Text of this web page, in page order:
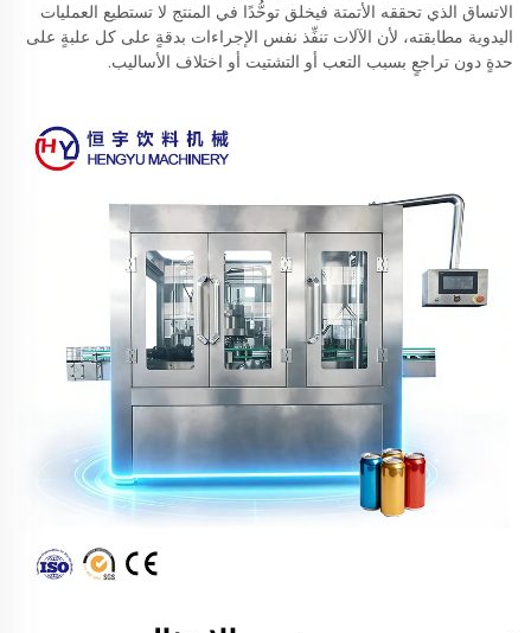
الاتساق الذي تحققه الأتمتة فيخلق توحُّدًا في المنتج لا تستطيع العمليات
اليدوية مطابقته، لأن الآلات تنفِّذ نفس الإجراءات بدقةٍ على كل علبةٍ على
حدةٍ دون تراجعٍ بسبب التعب أو التشتيت أو اختلاف الأساليب.